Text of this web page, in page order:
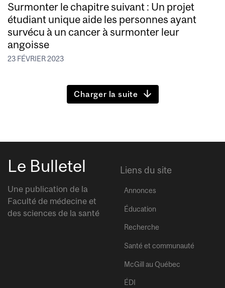
Surmonter le chapitre suivant : Un projet
étudiant unique aide les personnes ayant
survécu à un cancer à surmonter leur
angoisse
23 FÉVRIER 2023
Charger la suite
Le Bulletel
Une publication de la
Faculté de médecine et
des sciences de la santé
Liens du site
Annonces
Éducation
Recherche
Santé et communauté
McGill au Québec
ÉDI